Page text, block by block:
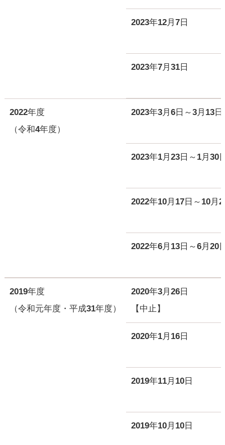
2023年12月7日
2023年7月31日
2022年度
（令和4年度）
2023年3月6日～3月13日
2023年1月23日～1月30
2022年10月17日～10月
2022年6月13日～6月20
2019年度
（令和元年度・平成31年度）
2020年3月26日
【中止】
2020年1月16日
2019年11月10日
2019年10月10日